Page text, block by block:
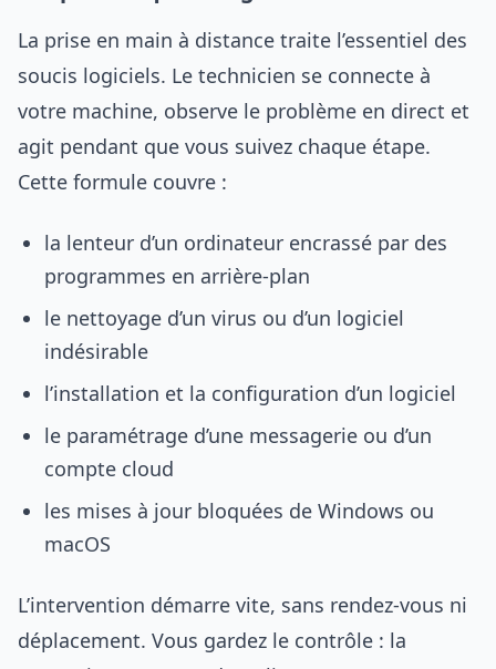
La prise en main à distance traite l’essentiel des
soucis logiciels. Le technicien se connecte à
votre machine, observe le problème en direct et
agit pendant que vous suivez chaque étape.
Cette formule couvre :
la lenteur d’un ordinateur encrassé par des
programmes en arrière-plan
le nettoyage d’un virus ou d’un logiciel
indésirable
l’installation et la configuration d’un logiciel
le paramétrage d’une messagerie ou d’un
compte cloud
les mises à jour bloquées de Windows ou
macOS
L’intervention démarre vite, sans rendez-vous ni
déplacement. Vous gardez le contrôle : la